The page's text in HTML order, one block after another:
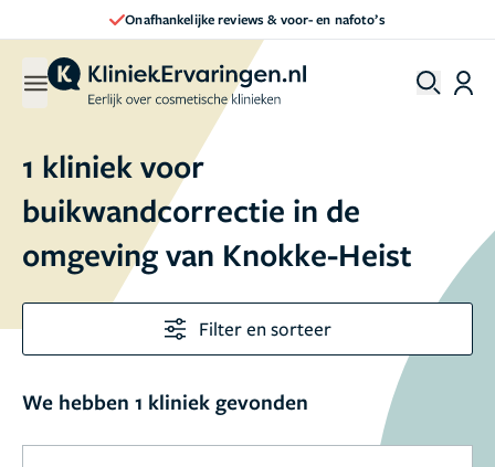
Onafhankelijke reviews & voor- en nafoto’s
1 kliniek voor
buikwandcorrectie in de
omgeving van Knokke-Heist
Filter en sorteer
We hebben 1 kliniek gevonden